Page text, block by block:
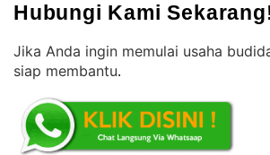
Hubungi Kami
Jika Anda ingin memulai usaha
siap membantu.